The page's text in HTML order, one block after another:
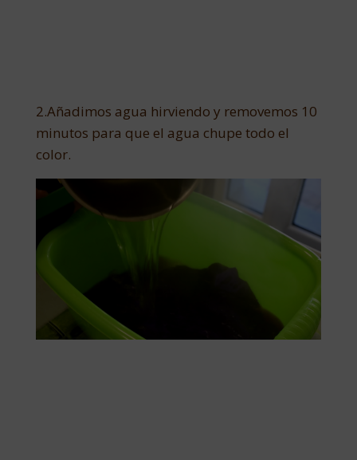
2.Añadimos agua hirviendo y removemos 10
minutos para que el agua chupe todo el
color.